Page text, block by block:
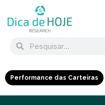
Performance das Carteiras